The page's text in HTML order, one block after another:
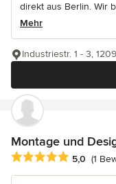
direkt aus Berlin. Wir
Mehr
Industriestr. 1 - 3,
Montage und
Durchschnittliche
5,0 (1